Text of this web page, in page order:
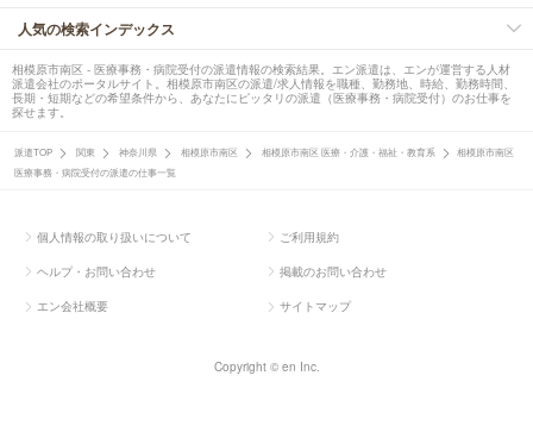
人気の検索インデックス
相模原市南区 - 医療事務・病院受付の派遣情報の検索結果。エン派遣は、エンが運営する人材
派遣会社のポータルサイト。相模原市南区の派遣/求人情報を職種、勤務地、時給、勤務時間、
長期・短期などの希望条件から、あなたにピッタリの派遣（医療事務・病院受付）のお仕事を
探せます。
派遣TOP 関東 神奈川県 相模原市南区 相模原市南区 医療・介護・福祉・教育系
相模原市南区
医療事務・病院受付の派遣の仕事一覧
個人情報の取り扱いについて ご利用規約
ヘルプ・お問い合わせ 掲載のお問い合わせ
エン会社概要 サイトマップ
Copyright © en Inc.